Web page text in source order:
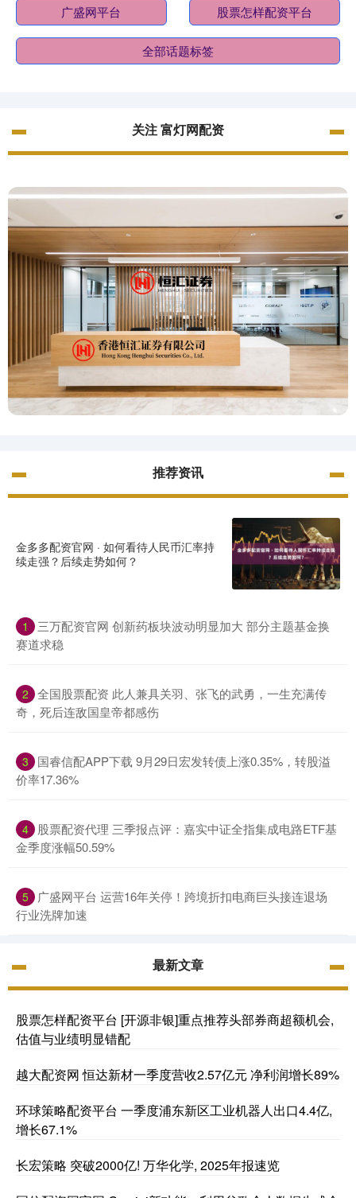
广盛网平台 股票怎样配资平台
全部话题标签
关注 富灯网配资
推荐资讯
金多多配资官网 · 如何看待人民币汇率持
续走强？后续走势如何？
1
三万配资官网 创新药板块波动明显加大 部分主题基金换
赛道求稳
2 全国股票配资 此人兼具关羽、张飞的武勇，一生充满传
奇，死后连敌国皇帝都感伤
3
国睿信配APP下载 9月29日宏发转债上涨0.35%，转股溢
价率17.36%
4 股票配资代理 三季报点评：嘉实中证全指集成电路ETF基
金季度涨幅50.59%
5 广盛网平台 运营16年关停！跨境折扣电商巨头接连退场
行业洗牌加速
最新文章
股票怎样配资平台 [开源非银]重点推荐头部券商超额机会,
估值与业绩明显错配
越大配资网 恒达新材一季度营收2.57亿元 净利润增长89%
环球策略配资平台 一季度浦东新区工业机器人出口4.4亿,
增长67.1%
长宏策略 突破2000亿! 万华化学, 2025年报速览